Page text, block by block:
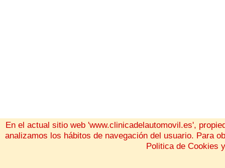
En el actual sitio web 'www.clinicadelautomovil.es',
analizamos los hábitos de navegación del usuario. Para
Politica de Cookies